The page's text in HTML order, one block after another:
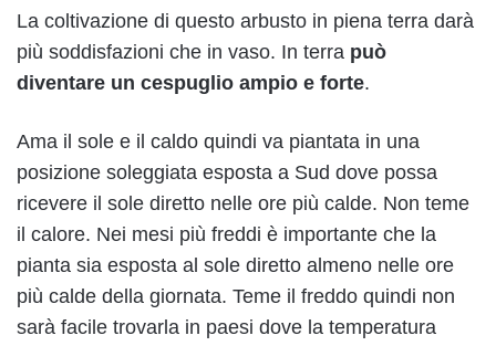
La coltivazione di questo arbusto in piena terra darà
più soddisfazioni che in vaso. In terra può
diventare un cespuglio ampio e forte.
Ama il sole e il caldo quindi va piantata in una
posizione soleggiata esposta a Sud dove possa
ricevere il sole diretto nelle ore più calde. Non teme
il calore. Nei mesi più freddi è importante che la
pianta sia esposta al sole diretto almeno nelle ore
più calde della giornata. Teme il freddo quindi non
sarà facile trovarla in paesi dove la temperatura